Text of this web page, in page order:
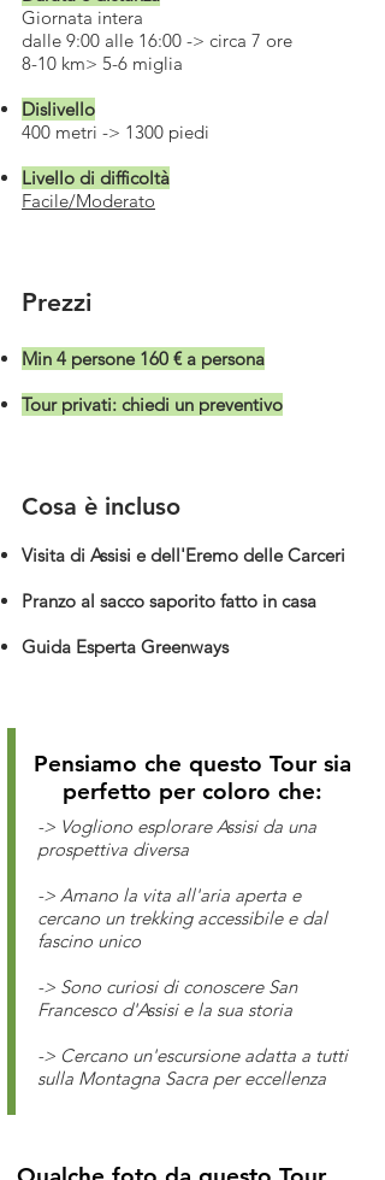
Giornata intera
dalle 9:00 alle 16:00 -> circa 7 ore
8-10 km> 5-6 miglia
Dislivello
400 metri -> 1300 piedi
Livello di difficoltà
Facile/Moderato
Prezzi
Min 4 persone 160 € a persona
Tour privati: chiedi un preventivo
Cosa è incluso
Visita di Assisi e dell'Eremo delle Carceri
Pranzo al sacco saporito fatto in casa
Guida Esperta Greenways
Pensiamo che questo Tour sia
perfetto per coloro che:
-> Vogliono esplorare Assisi da una
prospettiva diversa
-> Amano la vita all'aria aperta e
cercano un trekking accessibile e dal
fascino unico
-> Sono curiosi di conoscere San
Francesco d'Assisi e la sua storia
-> Cercano un'escursione adatta a tutti
sulla Montagna Sacra per eccellenza